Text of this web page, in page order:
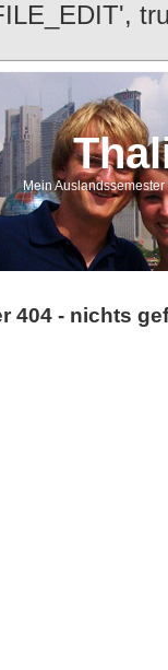
Mein
404 - nichts